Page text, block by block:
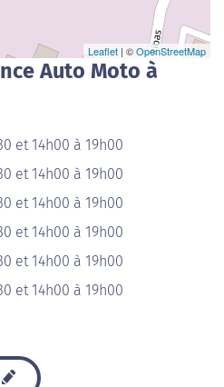
Leaflet | ©OpenStreetMap
Auto Moto à
et 14h00 à 19h00
et 14h00 à 19h00
et 14h00 à 19h00
et 14h00 à 19h00
et 14h00 à 19h00
et 14h00 à 19h00